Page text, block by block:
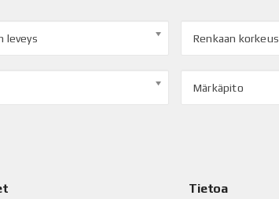
leveys Renkaan korkeus
Märkäpito
Tietoa